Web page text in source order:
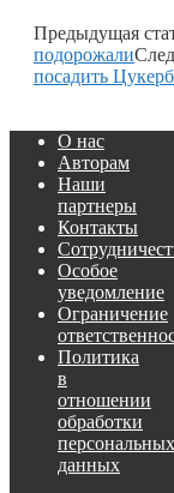
Предыдущая
подорожали
посадить
О нас
Авторам
Наши
партнеры
Контакты
Особое
уведомление
Ограничение
Политика
в
отношении
обработки
персональных
данных